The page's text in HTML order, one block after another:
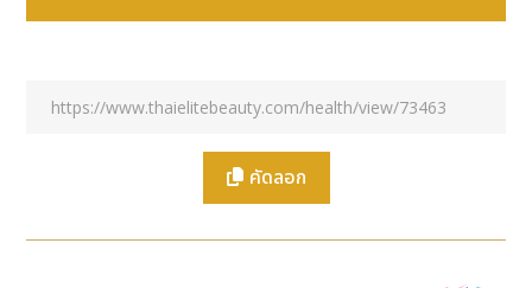
ทำให้กรดหรือน้ำย่อยในกระเพาะอาหารไหลย้อนขึ้นมายัง
หลอดอาหารได้ง่าย นอกจากนี้ อาจเกิดจากการบีบตัวของ
หลอดอาหารหรือกระเพาะอาหารผิดปกติ หรือมีโรคประจำ
จากพฤติกรรมเสี่ยงในชีวิตประจำวัน โดยในปัจจุบัน คนไทย
คัดลอก